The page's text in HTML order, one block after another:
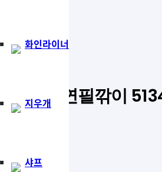
화인라이너
지우개
샤프
리 2홀 연필깎이